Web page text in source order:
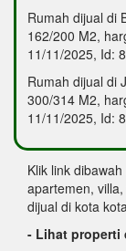
Rumah dijual di
162/200 M2,
11/11/2025, Id:
Rumah dijual di
300/314 M2,
11/11/2025, Id:
Klik link
apartemen,
dijual di kota
- Lihat properti